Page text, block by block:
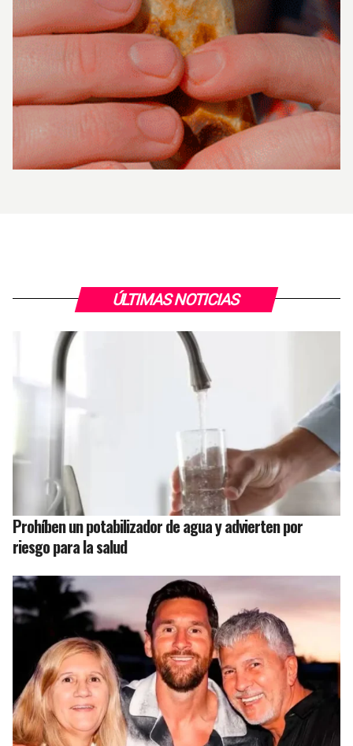
ÚLTIMAS NOTICIAS
Prohíben un potabilizador de agua y advierten por
riesgo para la salud